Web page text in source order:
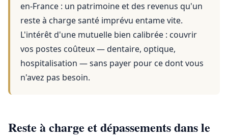
en-France : un patrimoine et des revenus qu'un
reste à charge santé imprévu entame vite.
L'intérêt d'une mutuelle bien calibrée : couvrir
vos postes coûteux — dentaire, optique,
hospitalisation — sans payer pour ce dont vous
n'avez pas besoin.
Reste à charge et dépassements dans le